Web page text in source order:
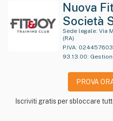
Nuova
Società
Sede legale:
(RA)
P.IVA:
93.13.00:
PROVA
Iscriviti gratis per sbloccare